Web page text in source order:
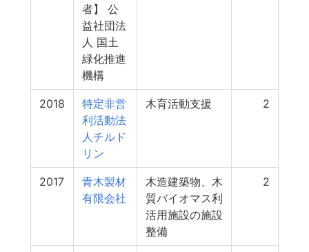
者】 公
益社団法
人 国土
緑化推進
機構
2018
特定非営
利活動法
人チルド
リン
木育活動支援 2
2017
青木製材
有限会社
木造建築物、木
質バイオマス利
活用施設の施設
整備
2